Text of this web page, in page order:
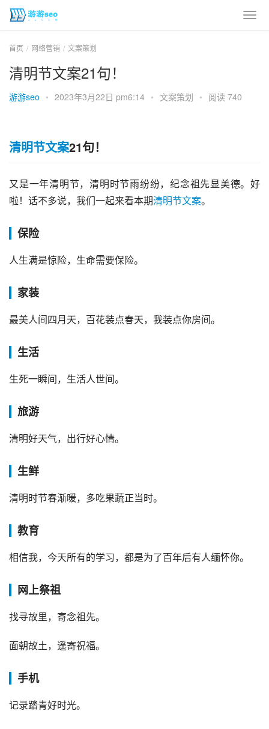
首页 网络营销 文案策划
清明节文案21句！
游游seo • 2023年3月22日 pm6:14 • 文案策划 • 阅读 740
清明节文案21句！
又是一年清明节，清明时节雨纷纷，纪念祖先显美德。好
啦！话不多说，我们一起来看本期清明节文案。
保险
人生满是惊险，生命需要保险。
家装
最美人间四月天，百花装点春天，我装点你房间。
生活
生死一瞬间，生活人世间。
旅游
清明好天气，出行好心情。
生鲜
清明时节春渐暖，多吃果蔬正当时。
教育
相信我，今天所有的学习，都是为了百年后有人缅怀你。
网上祭祖
找寻故里，寄念祖先。
面朝故土，遥寄祝福。
手机
记录踏青好时光。